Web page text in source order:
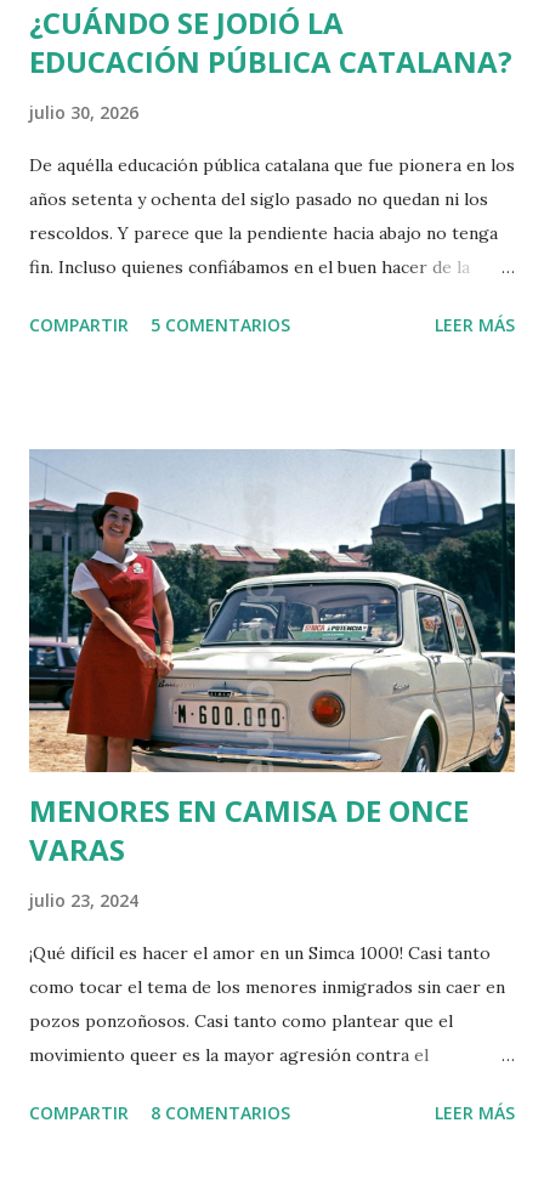
¿CUÁNDO SE JODIÓ LA
EDUCACIÓN PÚBLICA CATALANA?
julio 30, 2026
De aquélla educación pública catalana que fue pionera en los
años setenta y ochenta del siglo pasado no quedan ni los
rescoldos. Y parece que la pendiente hacia abajo no tenga
fin. Incluso quienes confiábamos en el buen hacer de la
Apesadumbrados y tristes no solo por las escasas mejoras
el suceso bochornoso del Informe PISA 2026 (que son las
pruebas diagnósticas que se pasan al alumnado de 4º curso
de la Educación Secundaria). El informe de la OCDE
denuncia la exención de alumnos catalanes para pasar la
prueba tan elevada: un 23,2% del alumnado de Cataluña fue
"dispensado" de hacer los exámenes. Y hay que decir que el
alumnado que debía pasarlo no era su totalidad, si no tan
solo un muestra seleccionada vete a saber como, ya que ni
esto está bien explicado. Deb...
COMPARTIR 5 COMENTARIOS LEER MÁS
MENORES EN CAMISA DE ONCE
VARAS
julio 23, 2024
¡Qué difícil es hacer el amor en un Simca 1000! Casi tanto
como tocar el tema de los menores inmigrados sin caer en
pozos ponzoñosos. Casi tanto como plantear que el
movimiento queer es la mayor agresión contra el
ha tocado vivir en un mundo complejo en el que hay que
COMPARTIR 8 COMENTARIOS LEER MÁS